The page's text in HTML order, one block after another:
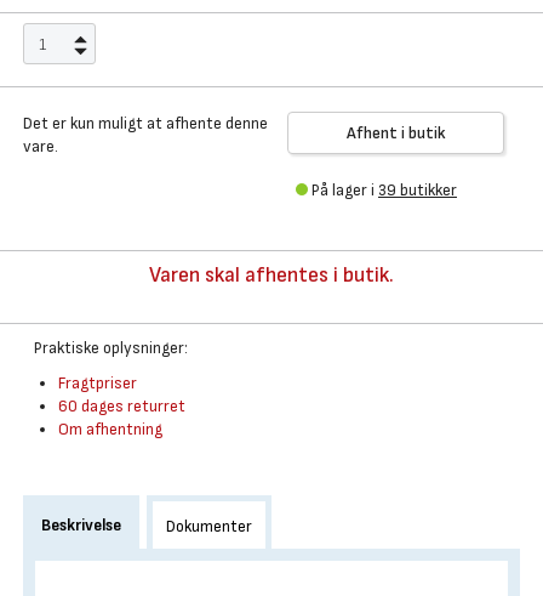
Det er kun muligt at afhente denne
vare.
Afhent i butik
På lager i 39 butikker
Varen skal afhentes i butik.
Praktiske oplysninger:
Fragtpriser
60 dages returret
Om afhentning
Beskrivelse Dokumenter